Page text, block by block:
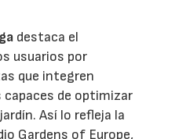
destaca el
usuarios por
que integren
de optimizar
Así lo refleja la
Gardens of Europe,